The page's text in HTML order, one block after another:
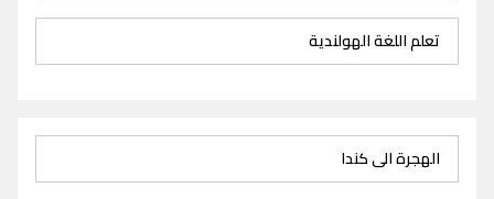
تعلم اللغة الهولندية
الهجرة الى كندا